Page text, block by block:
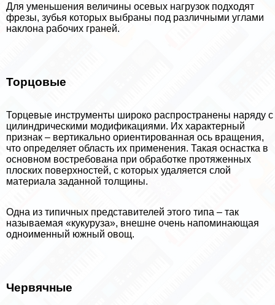
Для уменьшения величины осевых нагрузок подходят
фрезы, зубья которых выбраны под различными углами
наклона рабочих граней.
Торцовые
Торцевые инструменты широко распространены наряду с
цилиндрическими модификациями. Их хаpaктерный
признак – вертикально ориентированная ось вращения,
что определяет область их применения. Такая оснастка в
основном востребована при обработке протяженных
плоских поверхностей, с которых удаляется слой
материала заданной толщины.
Одна из типичных представителей этого типа – так
называемая «кукуруза», внешне очень напоминающая
одноименный южный овощ.
Червячные